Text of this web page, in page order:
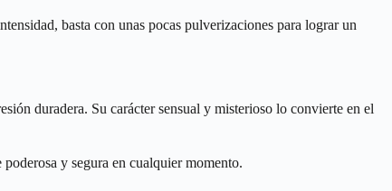
basta con unas pocas pulverizaciones para lograr un
duradera. Su carácter sensual y misterioso lo convierte en el
y segura en cualquier momento.